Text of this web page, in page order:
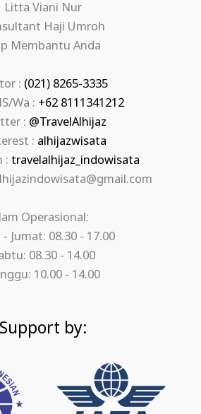
Litta Viani Nur
Haji Umroh
Membantu Anda
: (021) 8265-3335
Wa : +62 8111341212
: @TravelAlhijaz
: alhijazwisata
: travelalhijaz_indowisata
Operasional:
- Jumat: 08.30 - 17.00
08.30 - 14.00
10.00 - 14.00
Support by: